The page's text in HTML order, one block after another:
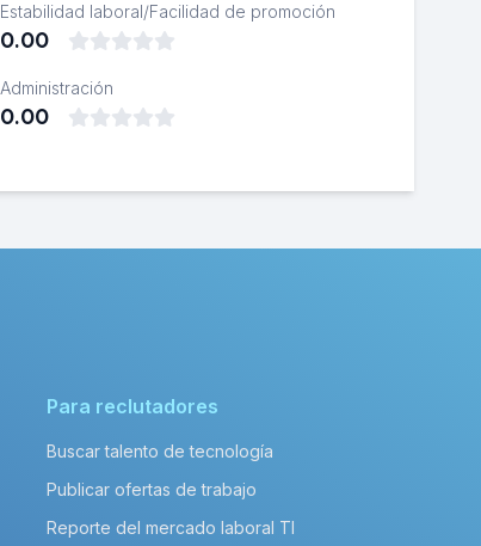
Estabilidad laboral/Facilidad de promoción
0.00
Administración
0.00
Para reclutadores
Buscar talento de tecnología
Publicar ofertas de trabajo
Reporte del mercado laboral TI